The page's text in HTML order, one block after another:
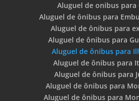
Aluguel de onibus para
Aluguel de ônibus para
Aluguel de ônibus para
Aluguel de ônibus para
Aluguel de ônibus para
Aluguel de ônibus para
Aluguel de ônibus para
Aluguel de ônibus para
Aluguel de ônibus para